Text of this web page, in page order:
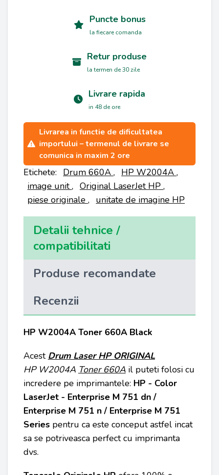
Puncte bonus
la fiecare comanda
Retur produse
la termen de 30 zile
Livrare rapida
in 48 de ore
Livrarea in functie de dificultatea
importului – termenul de livrare se
comunica in maxim 2 ore
Etichete: Drum 660A , HP W2004A ,
image unit, Original LaserJet HP ,
piese originale , unitate de imagine HP
Detalii tehnice /
compatibilitati
Produse recomandate
Recenzii
HP W2004A Toner 660A Black
Acest Drum Laser HP ORIGINAL
HP W2004A Toner 660A il puteti folosi cu
incredere pe imprimantele: HP - Color
LaserJet - Enterprise M 751 dn /
Enterprise M 751 n / Enterprise M 751
Series pentru ca este conceput astfel incat
sa se potriveasca perfect cu imprimanta
dvs.